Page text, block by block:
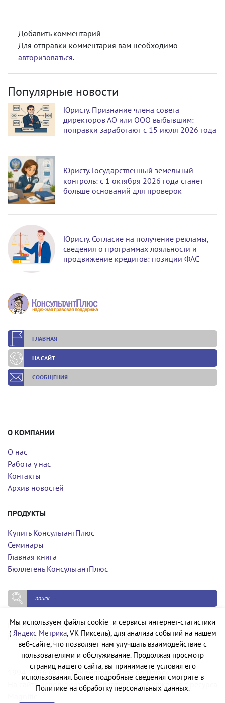
Добавить комментарий
Для отправки комментария вам необходимо
авторизоваться.
Популярные новости
Юристу. Признание члена совета
директоров АО или ООО выбывшим:
поправки заработают с 15 июля 2026 года
Юристу. Государственный земельный
контроль: с 1 октября 2026 года станет
больше оснований для проверок
Юристу. Согласие на получение рекламы,
сведения о программах лояльности и
продвижение кредитов: позиции ФАС
ГЛАВНАЯ
НА САЙТ
СООБЩЕНИЯ
О КОМПАНИИ
О нас
Работа у нас
Контакты
Архив новостей
ПРОДУКТЫ
Купить КонсультантПлюс
Семинары
Главная книга
Бюллетень КонсультантПлюс
Политика конфиденциальности
Политика обработки персональных данных
1994-2026 © ООО «Компания Квадро Плюс»
На сайте используются бесплатные изображения с ресурса
Мы используем файлы cookie и сервисы интернет-статистики
( Яндекс Метрика, VK Пиксель), для анализа событий на нашем
веб-сайте, что позволяет нам улучшать взаимодействие с
пользователями и обслуживание. Продолжая просмотр
страниц нашего сайта, вы принимаете условия его
использования. Более подробные сведения смотрите в
Политике на обработку персональных данных.